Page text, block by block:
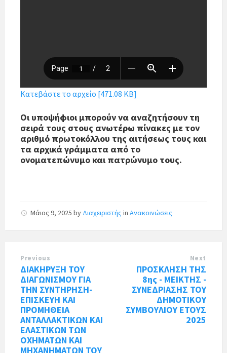
Κατεβάστε το αρχείο [471.08 KB]
Οι υποψήφιοι μπορούν να αναζητήσουν τη
σειρά τους στους ανωτέρω πίνακες με τον
αριθμό πρωτοκόλλου της αιτήσεως τους και
τα αρχικά γράμματα από το
ονοματεπώνυμο και πατρώνυμο τους.
Μάιος 9, 2025 by Διαχειριστής in Ανακοινώσεις
Previous
ΔΙΑΚΗΡΥΞΗ ΤΟΥ
ΔΙΑΓΩΝΙΣΜΟΥ ΓΙΑ
ΤΗΝ ΣΥΝΤΗΡΗΣΗ-
ΕΠΙΣΚΕΥΗ ΚΑΙ
ΠΡΟΜΗΘΕΙΑ
ΑΝΤΑΛΛΑΚΤΙΚΩΝ ΚΑΙ
ΕΛΑΣΤΙΚΩΝ ΤΩΝ
ΟΧΗΜΑΤΩΝ ΚΑΙ
ΜΗΧΑΝΗΜΑΤΩΝ ΤΟΥ
Next
ΠΡΟΣΚΛΗΣΗ ΤΗΣ
8ης - ΜΕΙΚΤΗΣ -
ΣΥΝΕΔΡΙΑΣΗΣ ΤΟΥ
ΔΗΜΟΤΙΚΟΥ
ΣΥΜΒΟΥΛΙΟΥ ΕΤΟΥΣ
2025